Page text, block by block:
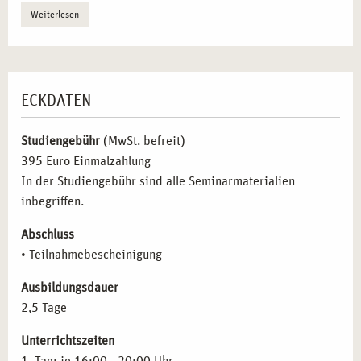
Verwirklichen Sie Ihre
zum Beruf.
Nutzen Siegeförderte Weiterbildungsmöglichkeiten
um Ihre Karriere gezielt voranzutreiben und Ihre
beruflichen Ziele zu erreichen.
kontinuierlichen Austausch mit erfahrenen Experten
und engagierten Kollegen.
Bleiben Sie durch
dem neuesten Stand und sichern Sie sich Ihren
Weiterlesen
ECKDATEN
Studiengebühr (MwSt. befreit)
395 Euro Einmalzahlung
In der Studiengebühr sind alle Seminarmaterialien
inbegriffen.
Abschluss
• Teilnahmebescheinigung
Ausbildungsdauer
2,5 Tage
Unterrichtszeiten